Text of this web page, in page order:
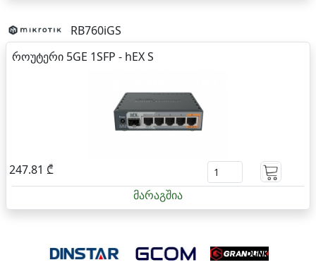
RB760iGS
როუტერი 5GE 1SFP - hEX S
247.81 ₾
მარაგშია